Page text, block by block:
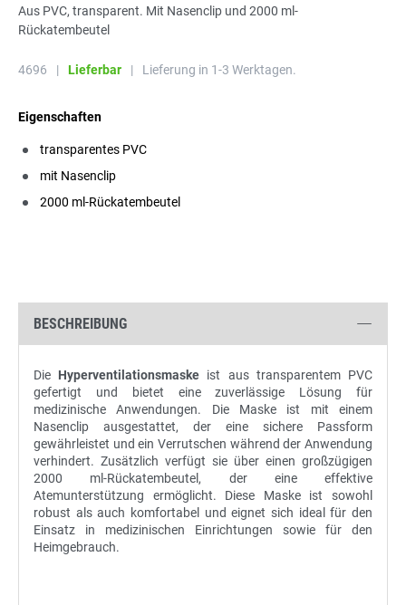
Aus PVC, transparent. Mit Nasenclip und 2000 ml-
Rückatembeutel
4696 | Lieferbar | Lieferung in 1-3 Werktagen.
Eigenschaften
transparentes PVC
mit Nasenclip
2000 ml-Rückatembeutel
BESCHREIBUNG
Die Hyperventilationsmaske ist aus transparentem PVC
gefertigt und bietet eine zuverlässige Lösung für
medizinische Anwendungen. Die Maske ist mit einem
Nasenclip ausgestattet, der eine sichere Passform
gewährleistet und ein Verrutschen während der Anwendung
verhindert. Zusätzlich verfügt sie über einen großzügigen
2000 ml-Rückatembeutel, der eine effektive
Atemunterstützung ermöglicht. Diese Maske ist sowohl
robust als auch komfortabel und eignet sich ideal für den
Einsatz in medizinischen Einrichtungen sowie für den
Heimgebrauch.